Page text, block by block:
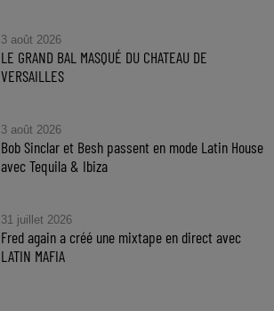
3 août 2026
LE GRAND BAL MASQUÉ DU CHATEAU DE
VERSAILLES
3 août 2026
Bob Sinclar et Besh passent en mode Latin House
avec Tequila & Ibiza
31 juillet 2026
Fred again a créé une mixtape en direct avec
LATIN MAFIA